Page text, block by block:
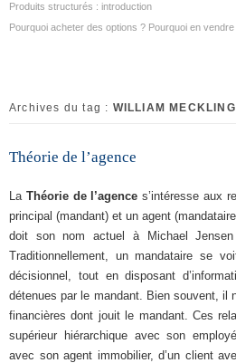
Produits structurés : introduction
Pourquoi acheter des options ? Pourquoi en vendre
Archives du tag : WILLIAM MECKLING
Théorie de l’agence
La Théorie de l’agence s’intéresse aux
principal (mandant) et un agent
doit son nom actuel à Michael
Traditionnellement, un mandataire se
décisionnel, tout en disposant
détenues par le mandant. Bien souvent, il
financières dont jouit le mandant. Ces
supérieur hiérarchique avec son
avec son agent immobilier, d’un client